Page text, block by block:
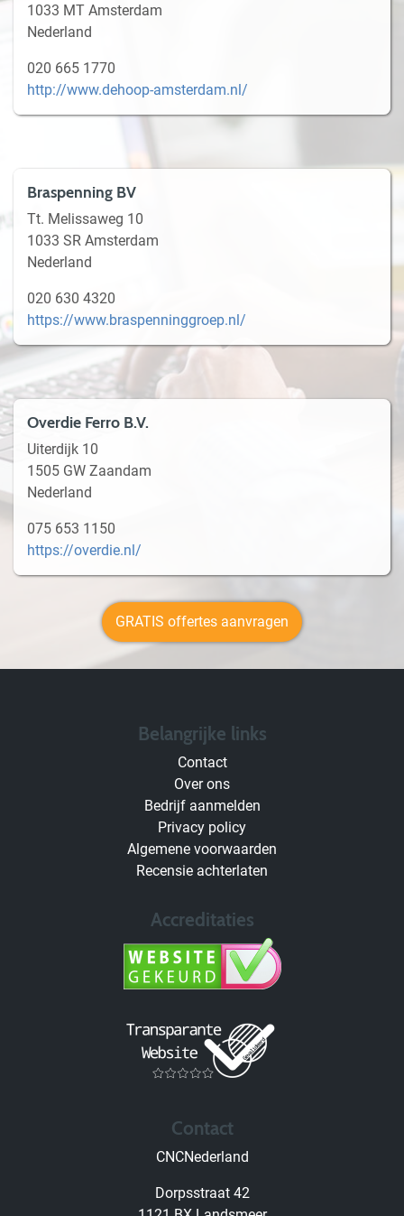
1033 MT Amsterdam
Nederland
020 665 1770
http://www.dehoop-amsterdam.nl/
Braspenning BV
Tt. Melissaweg 10
1033 SR Amsterdam
Nederland
020 630 4320
https://www.braspenninggroep.nl/
Overdie Ferro B.V.
Uiterdijk 10
1505 GW Zaandam
Nederland
075 653 1150
https://overdie.nl/
GRATIS offertes aanvragen
Belangrijke links
Contact
Over ons
Bedrijf aanmelden
Privacy policy
Algemene voorwaarden
Recensie achterlaten
Accreditaties
Contact
CNCNederland
Dorpsstraat 42